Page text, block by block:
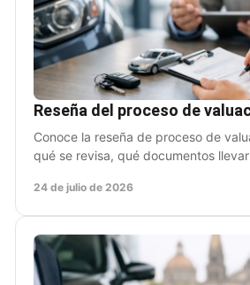
Reseña del proceso de
Conoce la reseña de proceso de
qué se revisa, qué documentos
24 de julio de 2026